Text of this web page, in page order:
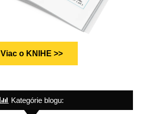
Viac o KNIHE >>
Kategórie blogu: